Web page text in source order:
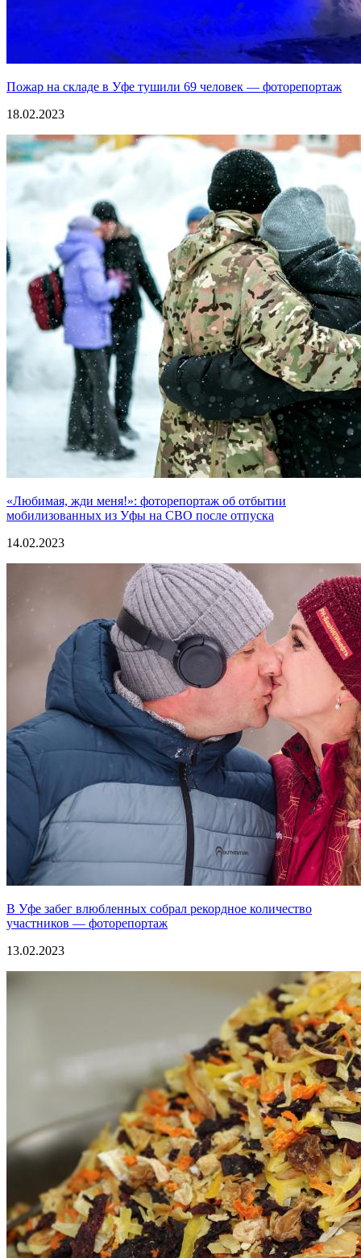
Пожар на складе в Уфе тушили 69 человек — фоторепортаж
18.02.2023
«Любимая, жди меня!»: фоторепортаж об отбытии
мобилизованных из Уфы на СВО после отпуска
14.02.2023
В Уфе забег влюбленных собрал рекордное количество
участников — фоторепортаж
13.02.2023